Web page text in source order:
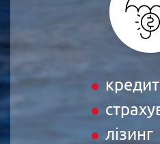
кредит
лізинг